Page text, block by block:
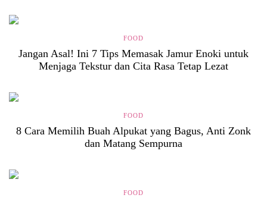
FOOD
Jangan Asal! Ini 7 Tips Memasak Jamur Enoki untuk
Menjaga Tekstur dan Cita Rasa Tetap Lezat
FOOD
8 Cara Memilih Buah Alpukat yang Bagus, Anti Zonk
dan Matang Sempurna
FOOD